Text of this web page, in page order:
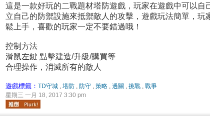
這是一款好玩的二戰題材塔防遊戲，玩家在遊戲中可以自
立自己的防禦設施來抵禦敵人的攻擊，遊戲玩法簡單，玩
鬆上手，喜歡的玩家一定不要錯過哦！
控制方法
滑鼠左鍵 點擊建造/升級/購買等
合理操作，消滅所有的敵人
遊戲標籤： TD守城, 塔防, 防守, 策略, 過關 , 挑戰, 戰爭
星期三 一月 18, 2017 3:30 pm